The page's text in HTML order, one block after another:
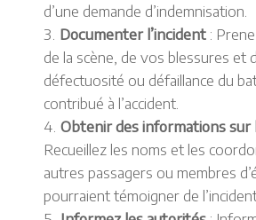
d’une demande d’indemnisation.
Documenter l’incident :
de la scène, de vos blessures et
défectuosité ou défaillance du
contribué à l’accident.
Obtenir des informations sur
Recueillez les noms et les
autres passagers ou membres
pourraient témoigner de